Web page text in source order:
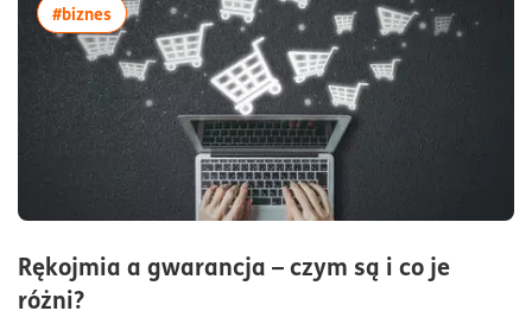
Rękojmia a gwarancja – czym są i co je
różni?czas czytania4minuty
#bizneswięcej artykułów z tagiem:#biznes